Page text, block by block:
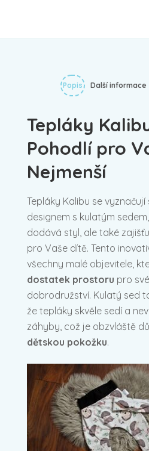
Popis Další informace
Tepláky
Pohodlí pro
Nejmenší
Tepláky Kalibu se
designem s kulatým
dodává styl, ale také
pro Vaše dítě. Tento
všechny malé objevitele,
dostatek prostoru pro
dobrodružství. Kulatý sed
že tepláky skvěle sedí a
záhyby, což je obzvláště
dětskou pokožku.